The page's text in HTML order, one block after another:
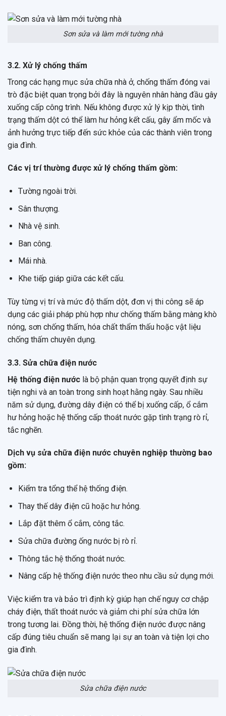
Sơn sửa và làm mới tường nhà
3.2. Xử lý chống thấm
Trong các hạng mục sửa chữa nhà ở, chống thấm đóng vai
trò đặc biệt quan trọng bởi đây là nguyên nhân hàng đầu gây
xuống cấp công trình. Nếu không được xử lý kịp thời, tình
trạng thấm dột có thể làm hư hỏng kết cấu, gây ẩm mốc và
ảnh hưởng trực tiếp đến sức khỏe của các thành viên trong
gia đình.
Các vị trí thường được xử lý chống thấm gồm:
Tường ngoài trời.
Sân thượng.
Nhà vệ sinh.
Ban công.
Mái nhà.
Khe tiếp giáp giữa các kết cấu.
Tùy từng vị trí và mức độ thấm dột, đơn vị thi công sẽ áp
dụng các giải pháp phù hợp như chống thấm bằng màng khò
nóng, sơn chống thấm, hóa chất thẩm thấu hoặc vật liệu
chống thấm chuyên dụng.
3.3. Sửa chữa điện nước
Hệ thống điện nước là bộ phận quan trọng quyết định sự
tiện nghi và an toàn trong sinh hoạt hằng ngày. Sau nhiều
năm sử dụng, đường dây điện có thể bị xuống cấp, ổ cắm
hư hỏng hoặc hệ thống cấp thoát nước gặp tình trạng rò rỉ,
tắc nghẽn.
Dịch vụ sửa chữa điện nước chuyên nghiệp thường bao
gồm:
Kiểm tra tổng thể hệ thống điện.
Thay thế dây điện cũ hoặc hư hỏng.
Lắp đặt thêm ổ cắm, công tắc.
Sửa chữa đường ống nước bị rò rỉ.
Thông tắc hệ thống thoát nước.
Nâng cấp hệ thống điện nước theo nhu cầu sử dụng mới.
Việc kiểm tra và bảo trì định kỳ giúp hạn chế nguy cơ chập
cháy điện, thất thoát nước và giảm chi phí sửa chữa lớn
trong tương lai. Đồng thời, hệ thống điện nước được nâng
cấp đúng tiêu chuẩn sẽ mang lại sự an toàn và tiện lợi cho
gia đình.
Sửa chữa điện nước